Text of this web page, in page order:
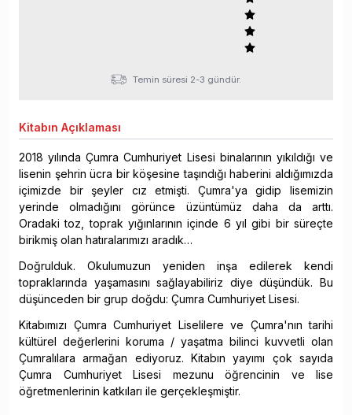
Temin süresi 2-3 gündür.
Kitabın Açıklaması
2018 yılında Çumra Cumhuriyet Lisesi binalarının yıkıldığı ve
lisenin şehrin ücra bir köşesine taşındığı haberini aldığımızda
içimizde bir şeyler cız etmişti. Çumra'ya gidip lisemizin
yerinde olmadığını görünce üzüntümüz daha da arttı.
Oradaki toz, toprak yığınlarının içinde 6 yıl gibi bir süreçte
birikmiş olan hatıralarımızı aradık…
Doğrulduk. Okulumuzun yeniden inşa edilerek kendi
topraklarında yaşamasını sağlayabiliriz diye düşündük. Bu
düşünceden bir grup doğdu: Çumra Cumhuriyet Lisesi.
Kitabımızı Çumra Cumhuriyet Liselilere ve Çumra'nın tarihi
kültürel değerlerini koruma / yaşatma bilinci kuvvetli olan
Çumralılara armağan ediyoruz. Kitabın yayımı çok sayıda
Çumra Cumhuriyet Lisesi mezunu öğrencinin ve lise
öğretmenlerinin katkıları ile gerçekleşmiştir.